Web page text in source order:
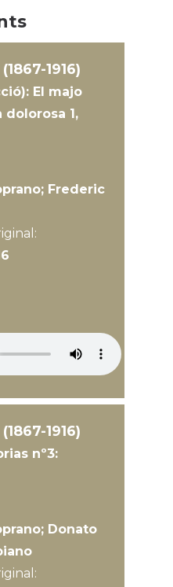
1916)
El majo
dolorosa 1,
Frederic
1916)
nº3:
Donato